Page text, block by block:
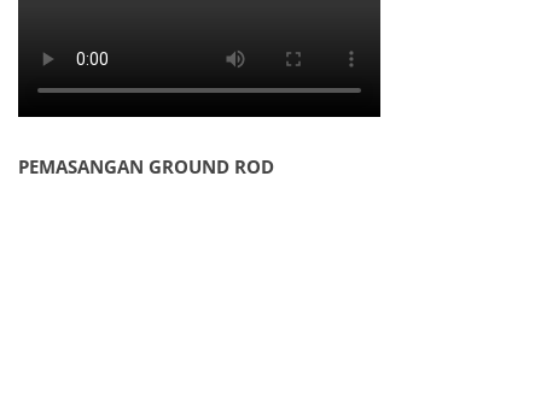
PEMASANGAN GROUND ROD